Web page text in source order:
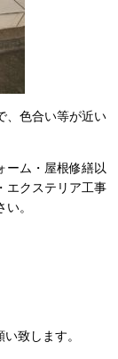
、色合い等が近い
ーム・屋根修繕以
エクステリア工事
。
致します。